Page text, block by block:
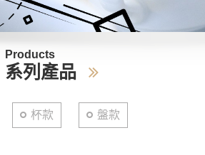
Products
系列產品
杯款 盤款